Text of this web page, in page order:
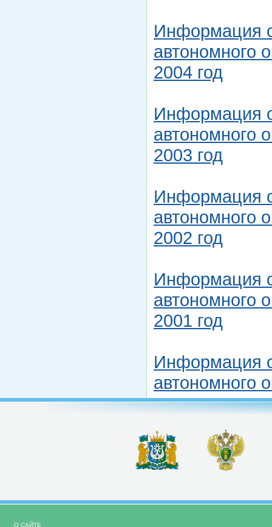
Информация
автономного
2004 год
Информация
автономного
2003 год
Информация
автономного
2002 год
Информация
автономного
2001 год
Информация
автономного
О САЙТЕ